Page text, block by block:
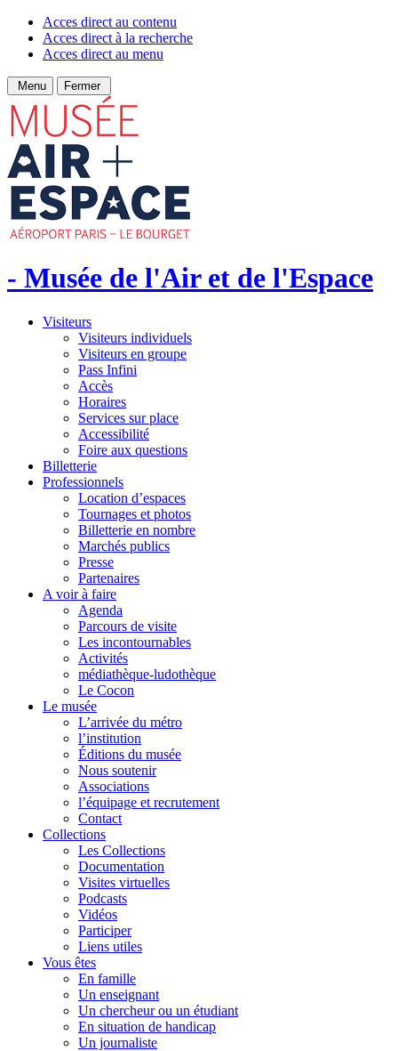
Acces direct au contenu
Acces direct à la recherche
Acces direct au menu
Menu Fermer
- Musée de l'Air et de l'Espace
Visiteurs
Visiteurs individuels
Visiteurs en groupe
Pass Infini
Accès
Horaires
Services sur place
Accessibilité
Foire aux questions
Billetterie
Professionnels
Location d’espaces
Tournages et photos
Billetterie en nombre
Marchés publics
Presse
Partenaires
A voir à faire
Agenda
Parcours de visite
Les incontournables
Activités
médiathèque-ludothèque
Le Cocon
Le musée
L’arrivée du métro
l’institution
Éditions du musée
Nous soutenir
Associations
l’équipage et recrutement
Contact
Collections
Les Collections
Documentation
Visites virtuelles
Podcasts
Vidéos
Participer
Liens utiles
Vous êtes
En famille
Un enseignant
Un chercheur ou un étudiant
En situation de handicap
Un journaliste